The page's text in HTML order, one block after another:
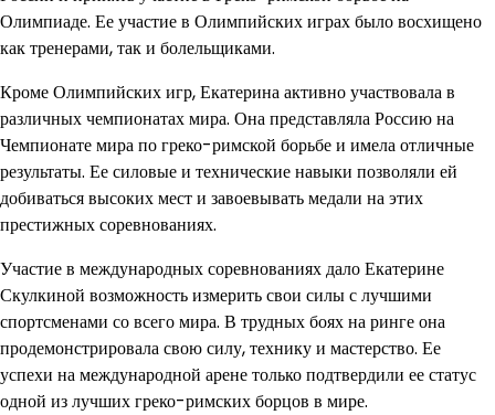
Олимпиаде. Ее участие в Олимпийских играх было восхищено
как тренерами, так и болельщиками.
Кроме Олимпийских игр, Екатерина активно участвовала в
различных чемпионатах мира. Она представляла Россию на
Чемпионате мира по греко-римской борьбе и имела отличные
результаты. Ее силовые и технические навыки позволяли ей
добиваться высоких мест и завоевывать медали на этих
престижных соревнованиях.
Участие в международных соревнованиях дало Екатерине
Скулкиной возможность измерить свои силы с лучшими
спортсменами со всего мира. В трудных боях на ринге она
продемонстрировала свою силу, технику и мастерство. Ее
успехи на международной арене только подтвердили ее статус
одной из лучших греко-римских борцов в мире.